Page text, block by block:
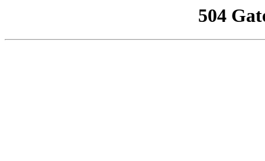
504